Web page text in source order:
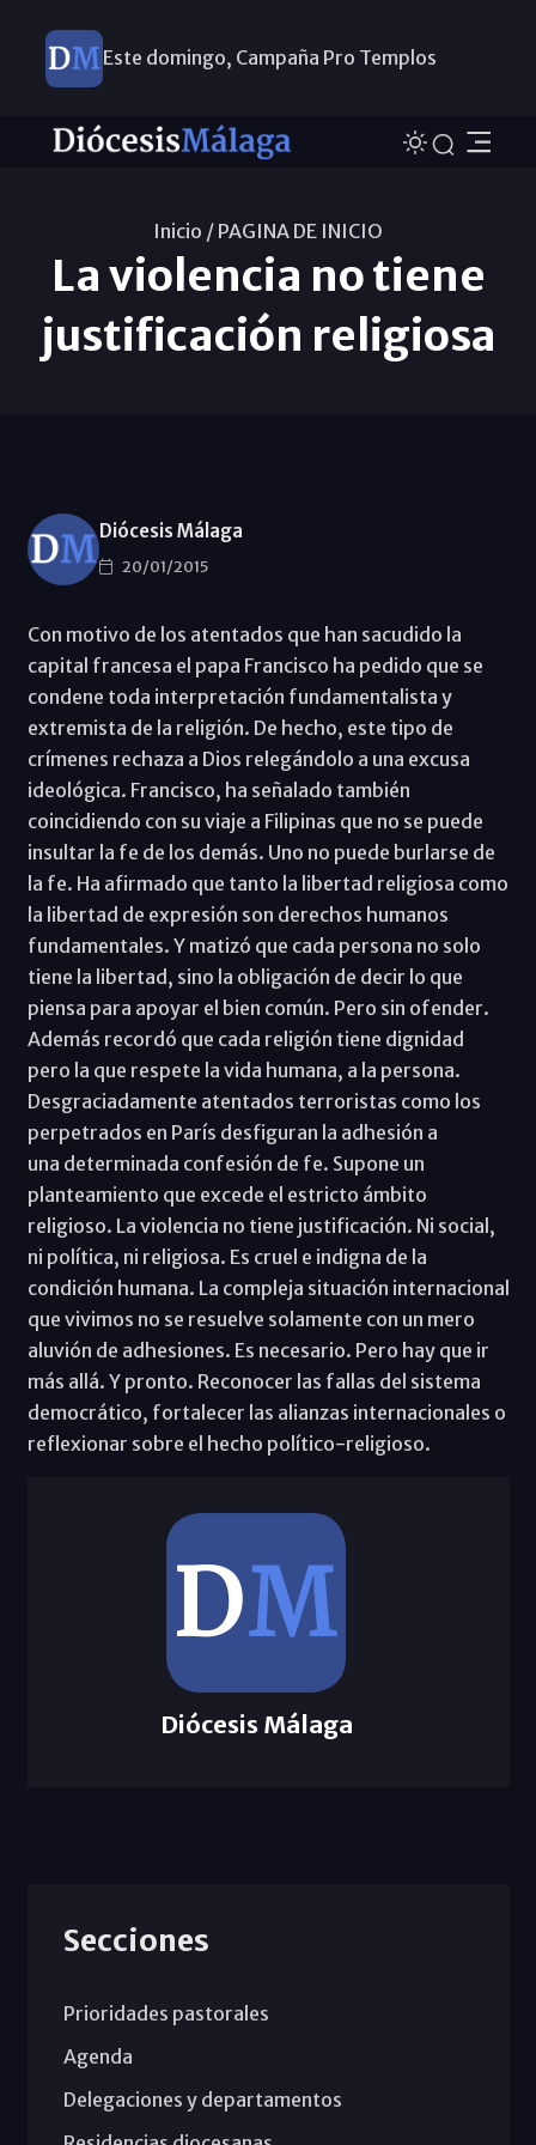
Este domingo, Campaña Pro Templos
Inicio / PAGINA DE INICIO
La violencia no tiene
justificación religiosa
Diócesis Málaga
20/01/2015
Con motivo de los atentados que han sacudido la
capital francesa el papa Francisco ha pedido que se
condene toda interpretación fundamentalista y
extremista de la religión. De hecho, este tipo de
crímenes rechaza a Dios relegándolo a una excusa
ideológica. Francisco, ha señalado también
coincidiendo con su viaje a Filipinas que no se puede
insultar la fe de los demás. Uno no puede burlarse de
la fe. Ha afirmado que tanto la libertad religiosa como
la libertad de expresión son derechos humanos
fundamentales. Y matizó que cada persona no solo
tiene la libertad, sino la obligación de decir lo que
piensa para apoyar el bien común. Pero sin ofender.
Además recordó que cada religión tiene dignidad
pero la que respete la vida humana, a la persona.
Desgraciadamente atentados terroristas como los
perpetrados en París desfiguran la adhesión a
una determinada confesión de fe. Supone un
planteamiento que excede el estricto ámbito
religioso. La violencia no tiene justificación. Ni social,
ni política, ni religiosa. Es cruel e indigna de la
condición humana. La compleja situación internacional
que vivimos no se resuelve solamente con un mero
aluvión de adhesiones. Es necesario. Pero hay que ir
más allá. Y pronto. Reconocer las fallas del sistema
democrático, fortalecer las alianzas internacionales o
reflexionar sobre el hecho político-religioso.
Diócesis Málaga
Secciones
Prioridades pastorales
Agenda
Delegaciones y departamentos